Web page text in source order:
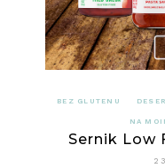
BEZ GLUTENU DESER
NA
Sernik Low